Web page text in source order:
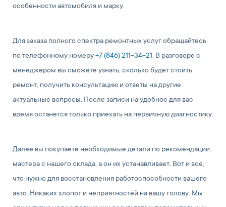
особенности автомобиля и марку.
Для заказа полного спектра ремонтных услуг обращайтесь
по телефонному номеру+7 (846) 211-34-21. В разговоре с
менеджером вы сможете узнать, сколько будет стоить
ремонт, получить консультацию и ответы на другие
актуальные вопросы. После записи на удобное для вас
время останется только приехать на первичную диагностику.
Далее вы покупаете необходимые детали по рекомендации
мастера с нашего склада, а он их устанавливает. Вот и всё,
что нужно для восстановления работоспособности вашего
авто. Никаких хлопот и неприятностей на вашу голову. Мы